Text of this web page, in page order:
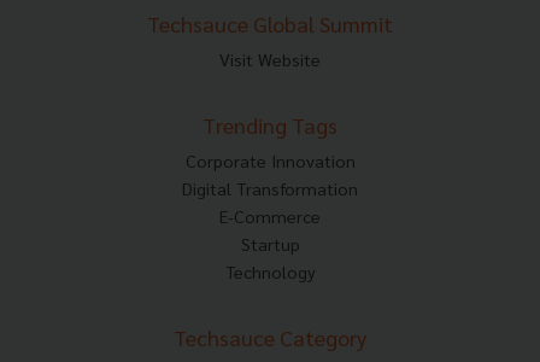
Techsauce Global Summit
Visit Website
Trending Tags
Corporate Innovation
Digital Transformation
E-Commerce
Startup
Technology
Techsauce Category